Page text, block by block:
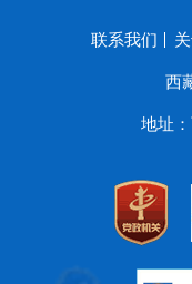
联系我们
西
地址